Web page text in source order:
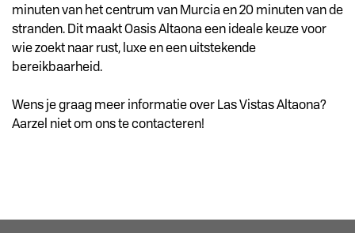
minuten van het centrum van Murcia en 20 minuten van de
stranden. Dit maakt Oasis Altaona een ideale keuze voor
wie zoekt naar rust, luxe en een uitstekende
bereikbaarheid.
Wens je graag meer informatie over Las Vistas Altaona?
Aarzel niet om ons te contacteren!